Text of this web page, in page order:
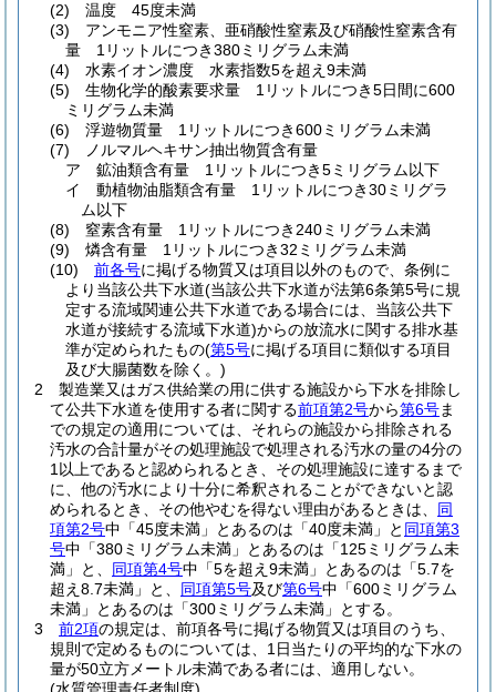
(2)
温度 45度未満
(3)
アンモニア性窒素、亜硝酸性窒素及び硝酸性窒素含有
量 1リットルにつき380ミリグラム未満
(4)
水素イオン濃度 水素指数5を超え9未満
(5)
生物化学的酸素要求量 1リットルにつき5日間に600
ミリグラム未満
(6)
浮遊物質量 1リットルにつき600ミリグラム未満
(7)
ノルマルヘキサン抽出物質含有量
ア
鉱油類含有量 1リットルにつき5ミリグラム以下
イ
動植物油脂類含有量 1リットルにつき30ミリグラ
ム以下
(8)
窒素含有量 1リットルにつき240ミリグラム未満
(9)
燐含有量 1リットルにつき32ミリグラム未満
(10)
前各号に掲げる物質又は項目以外のもので、条例に
より当該公共下水道(当該公共下水道が法第6条第5号に規
定する流域関連公共下水道である場合には、当該公共下
水道が接続する流域下水道)からの放流水に関する排水基
準が定められたもの(第5号に掲げる項目に類似する項目
及び大腸菌数を除く。)
2
製造業又はガス供給業の用に供する施設から下水を排除し
て公共下水道を使用する者に関する前項第2号から第6号ま
での規定の適用については、それらの施設から排除される
汚水の合計量がその処理施設で処理される汚水の量の4分の
1以上であると認められるとき、その処理施設に達するまで
に、他の汚水により十分に希釈されることができないと認
められるとき、その他やむを得ない理由があるときは、 同
項第2号中「45度未満」とあるのは「40度未満」と 同項第3
号中「380ミリグラム未満」とあるのは「125ミリグラム未
満」と、 同項第4号中「5を超え9未満」とあるのは「5.7を
超え8.7未満」と、 同項第5号及び第6号中「600ミリグラム
未満」とあるのは「300ミリグラム未満」とする。
3
前2項の規定は、前項各号に掲げる物質又は項目のうち、
規則で定めるものについては、1日当たりの平均的な下水の
量が50立方メートル未満である者には、適用しない。